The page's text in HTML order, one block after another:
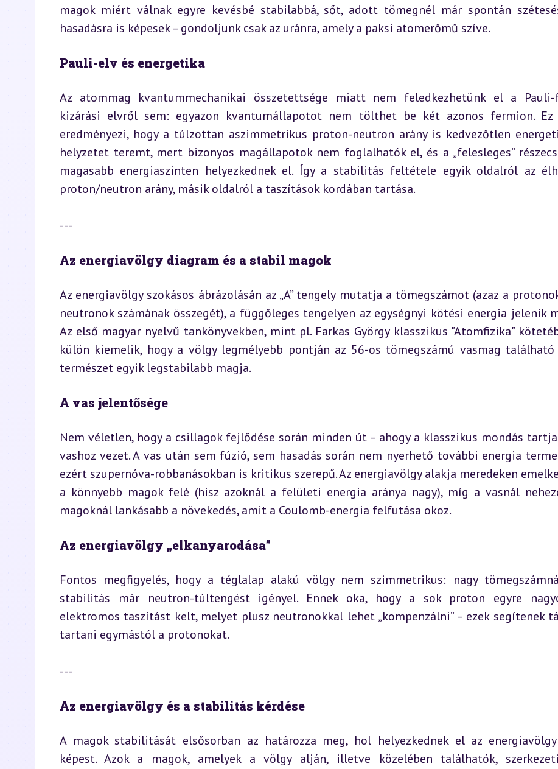
magok miért válnak egyre kevésbé stabilabbá, sőt, adott tömegnél már spontán
hasadásra is képesek – gondoljunk csak az uránra, amely a paksi atomerőmű szíve.
Pauli-elv és energetika
Az atommag kvantummechanikai összetettsége miatt nem feledkezhetünk el a Pauli-
kizárási elvről sem: egyazon kvantumállapotot nem tölthet be két azonos fermion. Ez
eredményezi, hogy a túlzottan aszimmetrikus proton-neutron arány is kedvezőtlen
helyzetet teremt, mert bizonyos magállapotok nem foglalhatók el, és a „felesleges”
magasabb energiaszinten helyezkednek el. Így a stabilitás feltétele egyik oldalról az
proton/neutron arány, másik oldalról a taszítások kordában tartása.
---
Az energiavölgy diagram és a stabil magok
Az energiavölgy szokásos ábrázolásán az „A” tengely mutatja a tömegszámot (azaz a
neutronok számának összegét), a függőleges tengelyen az egységnyi kötési energia jelenik
Az első magyar nyelvű tankönyvekben, mint pl. Farkas György klasszikus "Atomfizika"
külön kiemelik, hogy a völgy legmélyebb pontján az 56-os tömegszámú vasmag található
természet egyik legstabilabb magja.
A vas jelentősége
Nem véletlen, hogy a csillagok fejlődése során minden út – ahogy a klasszikus mondás
vashoz vezet. A vas után sem fúzió, sem hasadás során nem nyerhető további energia
ezért szupernóva-robbanásokban is kritikus szerepű. Az energiavölgy alakja meredeken
a könnyebb magok felé (hisz azoknál a felületi energia aránya nagy), míg a vasnál
magoknál lankásabb a növekedés, amit a Coulomb-energia felfutása okoz.
Az energiavölgy „elkanyarodása”
Fontos megfigyelés, hogy a téglalap alakú völgy nem szimmetrikus: nagy
stabilitás már neutron-túltengést igényel. Ennek oka, hogy a sok proton egyre
elektromos taszítást kelt, melyet plusz neutronokkal lehet „kompenzálni” – ezek segítenek
tartani egymástól a protonokat.
---
Az energiavölgy és a stabilitás kérdése
A magok stabilitását elsősorban az határozza meg, hol helyezkednek el az
képest. Azok a magok, amelyek a völgy alján, illetve közelében találhatók,